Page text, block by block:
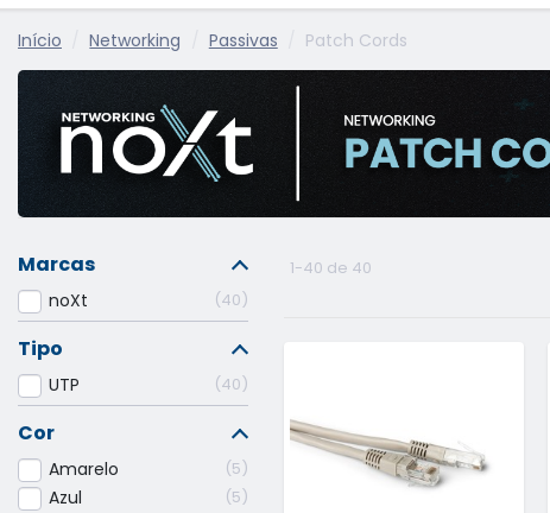
Início Networking Passivas Patch Cords
1-40 de 40
Marcas
noXt 40
Tipo
UTP 40
Cor
Amarelo 5
Azul 5